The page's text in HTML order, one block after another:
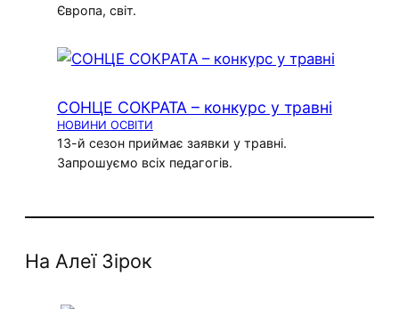
Європа, світ.
СОНЦЕ СОКРАТА – конкурс у травні
НОВИНИ ОСВІТИ
13-й сезон приймає заявки у травні.
Запрошуємо всіх педагогів.
На Алеї Зірок